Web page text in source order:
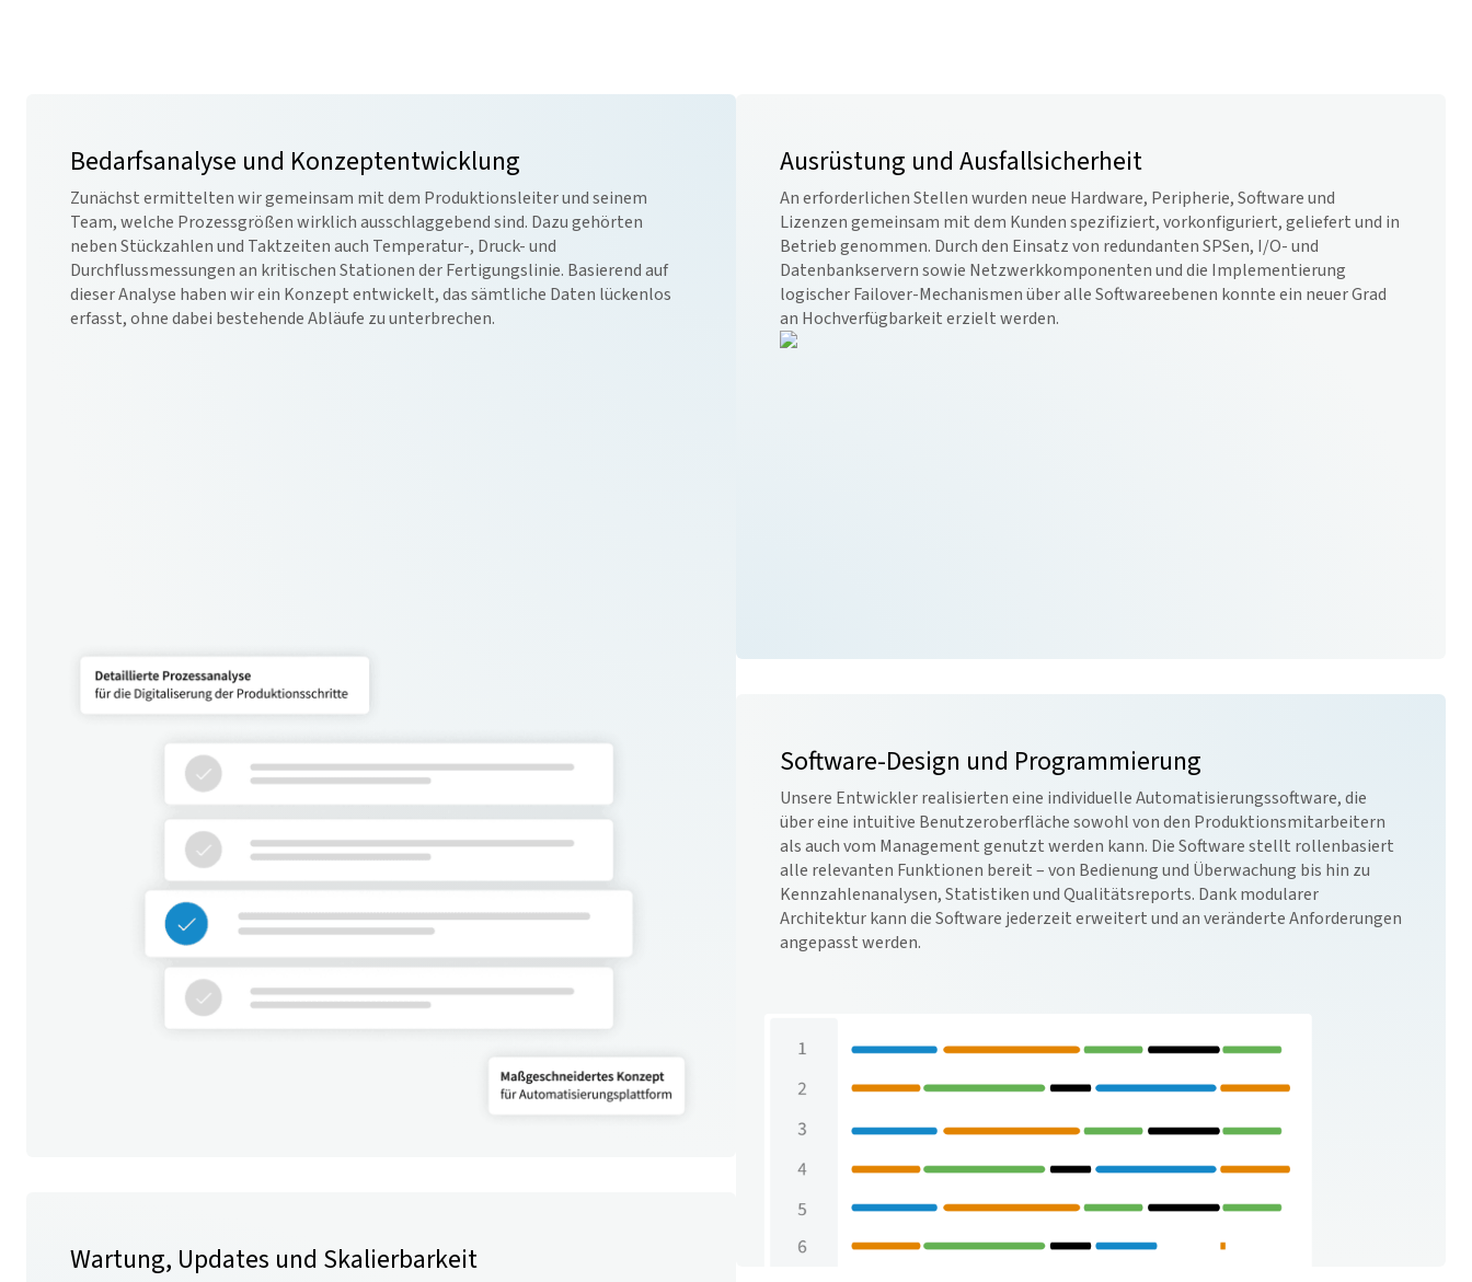
Bedarfsanalyse und Konzeptentwicklung
Zunächst ermittelten wir gemeinsam mit dem Produktionsleiter und seinem
Team, welche Prozessgrößen wirklich ausschlaggebend sind. Dazu gehörten
neben Stückzahlen und Taktzeiten auch Temperatur-, Druck- und
Durchflussmessungen an kritischen Stationen der Fertigungslinie. Basierend auf
dieser Analyse haben wir ein Konzept entwickelt, das sämtliche Daten lückenlos
erfasst, ohne dabei bestehende Abläufe zu unterbrechen.
Wartung, Updates und Skalierbarkeit
Ausrüstung und Ausfallsicherheit
An erforderlichen Stellen wurden neue Hardware, Peripherie, Software und
Lizenzen gemeinsam mit dem Kunden spezifiziert, vorkonfiguriert, geliefert und in
Betrieb genommen. Durch den Einsatz von redundanten SPSen, I/O- und
Datenbankservern sowie Netzwerkkomponenten und die Implementierung
logischer Failover-Mechanismen über alle Softwareebenen konnte ein neuer Grad
an Hochverfügbarkeit erzielt werden.
Software-Design und Programmierung
Unsere Entwickler realisierten eine individuelle Automatisierungssoftware, die
über eine intuitive Benutzeroberfläche sowohl von den Produktionsmitarbeitern
als auch vom Management genutzt werden kann. Die Software stellt rollenbasiert
alle relevanten Funktionen bereit – von Bedienung und Überwachung bis hin zu
Kennzahlenanalysen, Statistiken und Qualitätsreports. Dank modularer
Architektur kann die Software jederzeit erweitert und an veränderte Anforderungen
angepasst werden.